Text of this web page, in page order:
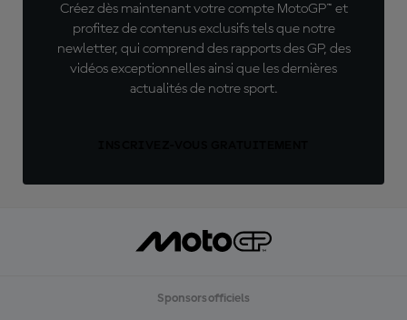
Créez dès maintenant votre compte MotoGP™ et
profitez de contenus exclusifs tels que notre
newletter, qui comprend des rapports des GP, des
vidéos exceptionnelles ainsi que les dernières
actualités de notre sport.
Sponsors officiels